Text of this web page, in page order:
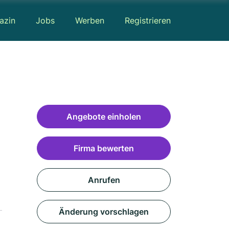
Jobs Werben Registrieren
Angebote einholen
Firma bewerten
Anrufen
Änderung vorschlagen